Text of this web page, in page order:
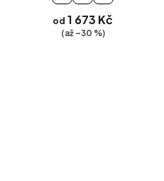
od 1 673 Kč
(až –30 %)